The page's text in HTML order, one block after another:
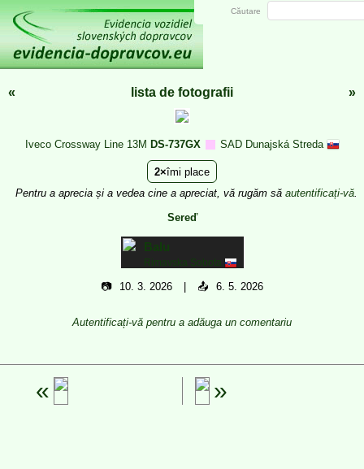
« lista de fotografii »
Iveco Crossway Line 13M DS-737GX SAD Dunajská Streda
2 îmi place
Pentru a aprecia și a vedea cine a apreciat, vă rugăm să autentificați-vă.
Sereď
Balu
Rimavska Sobota
📷 10. 3. 2026 📤 6. 5. 2026
Autentificați-vă pentru a adăuga un comentariu
Căutare